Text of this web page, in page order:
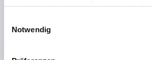
haben oder die sie im Rahmen Ihrer
Notwendig
Es sind auch gelbe